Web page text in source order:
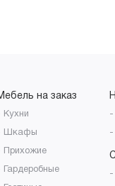
на заказ
Кухни
Шкафы
Прихожие
Гардеробные
-
-
-